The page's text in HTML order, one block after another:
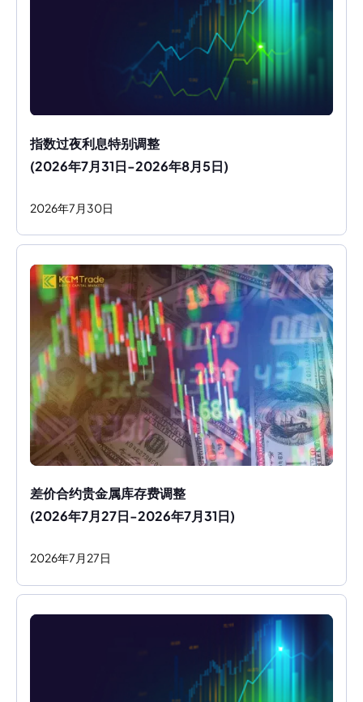
指数过夜利息特别调整
(2026年7月31日-2026年8月5日)
2026年7 月 30日
差价合约贵金属库存费调整
(2026年7月27日-2026年7月31日)
2026年7 月 27日